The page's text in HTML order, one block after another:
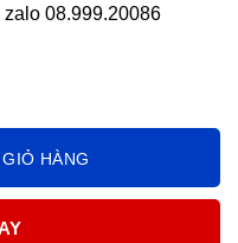
HÀNG
08.999.20086